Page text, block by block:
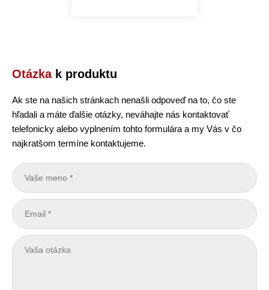
Otázkak produktu
Ak ste na našich stránkach nenašli odpoveď na to, čo ste
hľadali a máte ďalšie otázky, neváhajte nás kontaktovať
telefonicky alebo vyplnením tohto formulára a my Vás v čo
najkratšom termíne kontaktujeme.